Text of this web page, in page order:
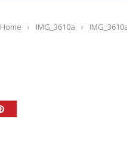
Home › IMG_3610a ›